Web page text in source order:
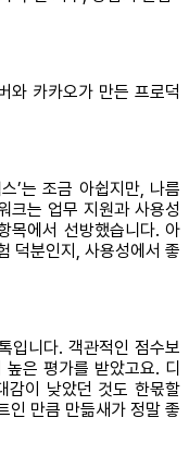
와 카카오가 만든 프로덕
’는 조금 아쉽지만, 나름
크는 업무 지원과 사용성
목에서 선방했습니다. 아
덕분인지, 사용성에서 좋
입니다. 객관적인 점수보
은 평가를 받았고요. 디
감이 낮았던 것도 한몫할
인 만큼 만듦새가 정말 좋